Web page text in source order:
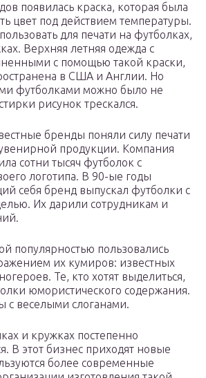
появилась краска, которая была
цвет под действием температуры.
для печати на футболках,
Верхняя летняя одежда с
с помощью такой краски,
в США и Англии. Но
футболками можно было не
рисунок трескался.
бренды поняли силу печати
продукции. Компания
сотни тысяч футболок с
логотипа. В 90-ые годы
себя бренд выпускал футболки с
Их дарили сотрудникам и
популярностью пользовались
их кумиров: известных
Те, кто хотят выделиться,
юмористического содержания.
с веселыми слоганами.
и кружках постепенно
В этот бизнес приходят новые
более современные